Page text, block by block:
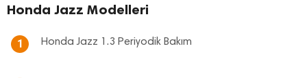
Honda Jazz Modelleri
1 Honda Jazz 1.3 Periyodik Bakım